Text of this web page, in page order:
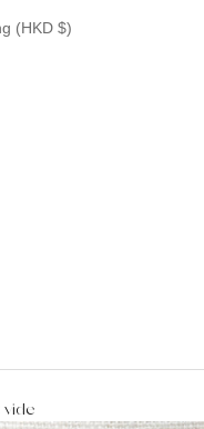
(HKD $)